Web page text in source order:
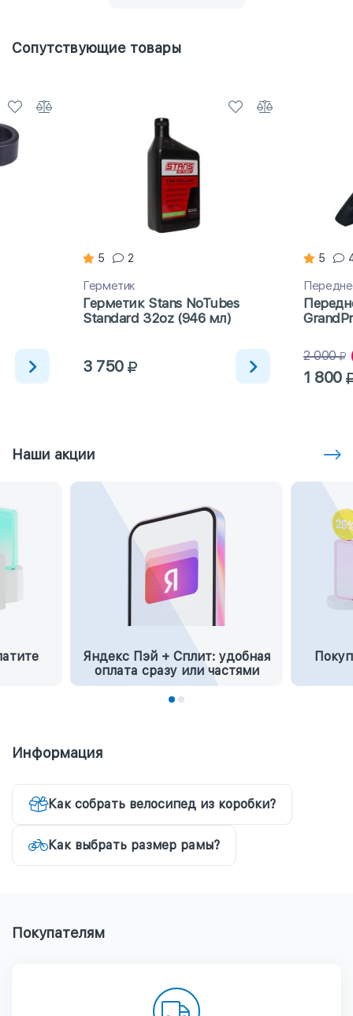
Сопутствующие товары
5 2
Герметик
Герметик Stans NoTubes
Standard 32oz (946 мл)
3 750
5
2 000
1 800
Наши акции
Яндекс Пэй + Сплит: удобная
оплата сразу или частями
Информация
Как собрать велосипед из коробки?
Как выбрать размер рамы?
Покупателям